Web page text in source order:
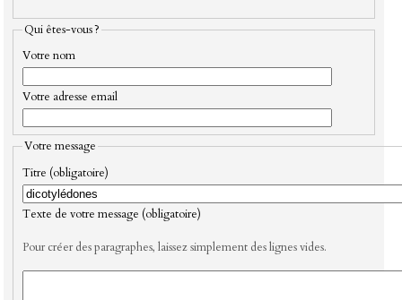
Qui êtes-vous ?
Votre nom
Votre adresse email
Votre message
Titre (obligatoire)
Texte de votre message (obligatoire)
Pour créer des paragraphes, laissez simplement des lignes vides.